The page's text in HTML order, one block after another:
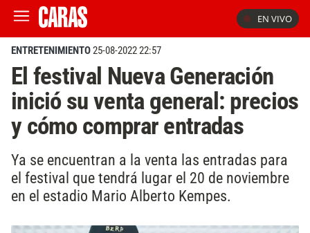
EN VIVO
ENTRETENIMIENTO25-08-2022 22:57
El festival Nueva Generación
inició su venta general: precios
y cómo comprar entradas
Ya se encuentran a la venta las entradas para
el festival que tendrá lugar el 20 de noviembre
en el estadio Mario Alberto Kempes.